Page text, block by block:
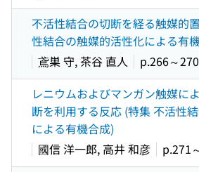
不活性結合の切断を経る触媒的
性結合の触媒的活性化による有
鳶巣 守, 茶谷 直人
p.266～270
レニウムおよびマンガン触媒に
断を利用する反応 (特集 不活性
による有機合成)
國信 洋一郎, 高井 和彦
p.271